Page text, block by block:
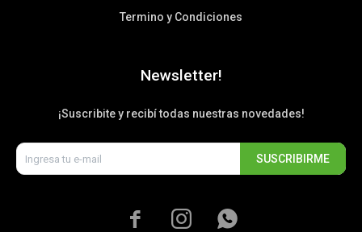
Termino y Condiciones
Newsletter!
¡Suscribite y recibí todas nuestras novedades!
SUSCRIBIRME
  